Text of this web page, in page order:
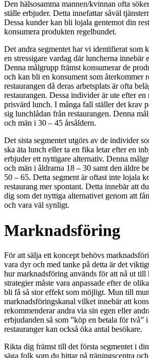
Den hälsosamma mannen/kvinnan ofta
ställe erbjuder. Detta innefattar såväl
Dessa kunder kan bli lojala gentemot din
konsumera produkten regelbundet.
Det andra segmentet har vi identifierat som
en stressigare vardag där luncherna innebär
Denna målgrupp främst konsumerar de
och kan bli en konsument som återkommer
restaurangen då deras arbetsplats är ofta
restaurangen. Dessa individer är ute efter
prisvärd lunch. I många fall ställer det krav
sig lunchlådan från restaurangen. Denna
och män i 30 – 45 årsåldern.
Det sista segmentet utgörs av de individer
ska äta lunch eller ta en fika letar efter en
erbjuder ett nyttigare alternativ. Denna
och män i åldrarna 18 – 30 samt den äldre
50 – 65. Detta segment är oftast inte lojala
restaurang mer spontant. Detta innebär att
dig som det nyttiga alternativet genom att
och vara väl synligt.
Marknadsföring
För att sälja ett koncept behövs
vara dyr och med tanke på detta är det
hur marknadsföring används för att nå ut till
strategier måste vara anpassade efter de
bli få så stor effekt som möjligt. Mun till
marknadsföringskanal vilket innebär att
rekommenderar andra via sin egen eller
erbjudanden så som ”köp en betala för två”
restauranger kan också öka antal besökare.
Rikta dig främst till det första segmentet i
säga folk som du hittar på träningscentra